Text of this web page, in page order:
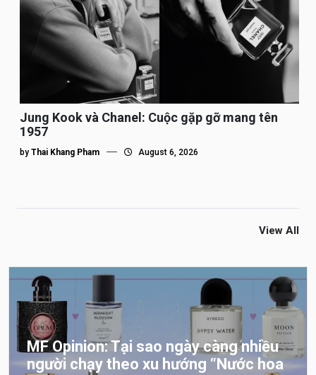
Jung Kook và Chanel: Cuộc gặp gỡ mang tên
1957
by Thai Khang Pham August 6, 2026
View All
MF Opinion: Tại sao ngày càng nhiều
người chạy theo xu hướng “Nước hoa